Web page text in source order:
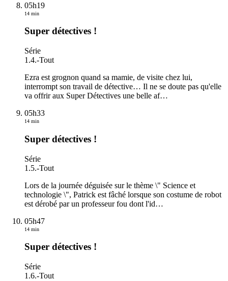
05h19
14 min
Super détectives !
Série
1.4.-Tout
Ezra est grognon quand sa mamie, de visite chez lui,
interrompt son travail de détective… Il ne se doute pas qu'elle
va offrir aux Super Détectives une belle af…
05h33
14 min
Super détectives !
Série
1.5.-Tout
Lors de la journée déguisée sur le thème \" Science et
technologie \", Patrick est fâché lorsque son costume de robot
est dérobé par un professeur fou dont l'id…
05h47
14 min
Super détectives !
Série
1.6.-Tout